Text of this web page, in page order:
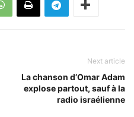
Next article
La chanson d’Omar Adam
explose partout, sauf à la
radio israélienne